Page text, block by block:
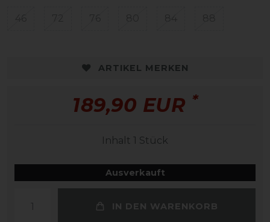
ARTIKEL MERKEN
189,90 EUR *
Inhalt 1 Stück
Ausverkauft
IN DEN WARENKORB